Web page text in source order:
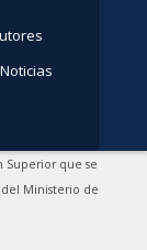
Noticias
Superior que se
Ministerio de